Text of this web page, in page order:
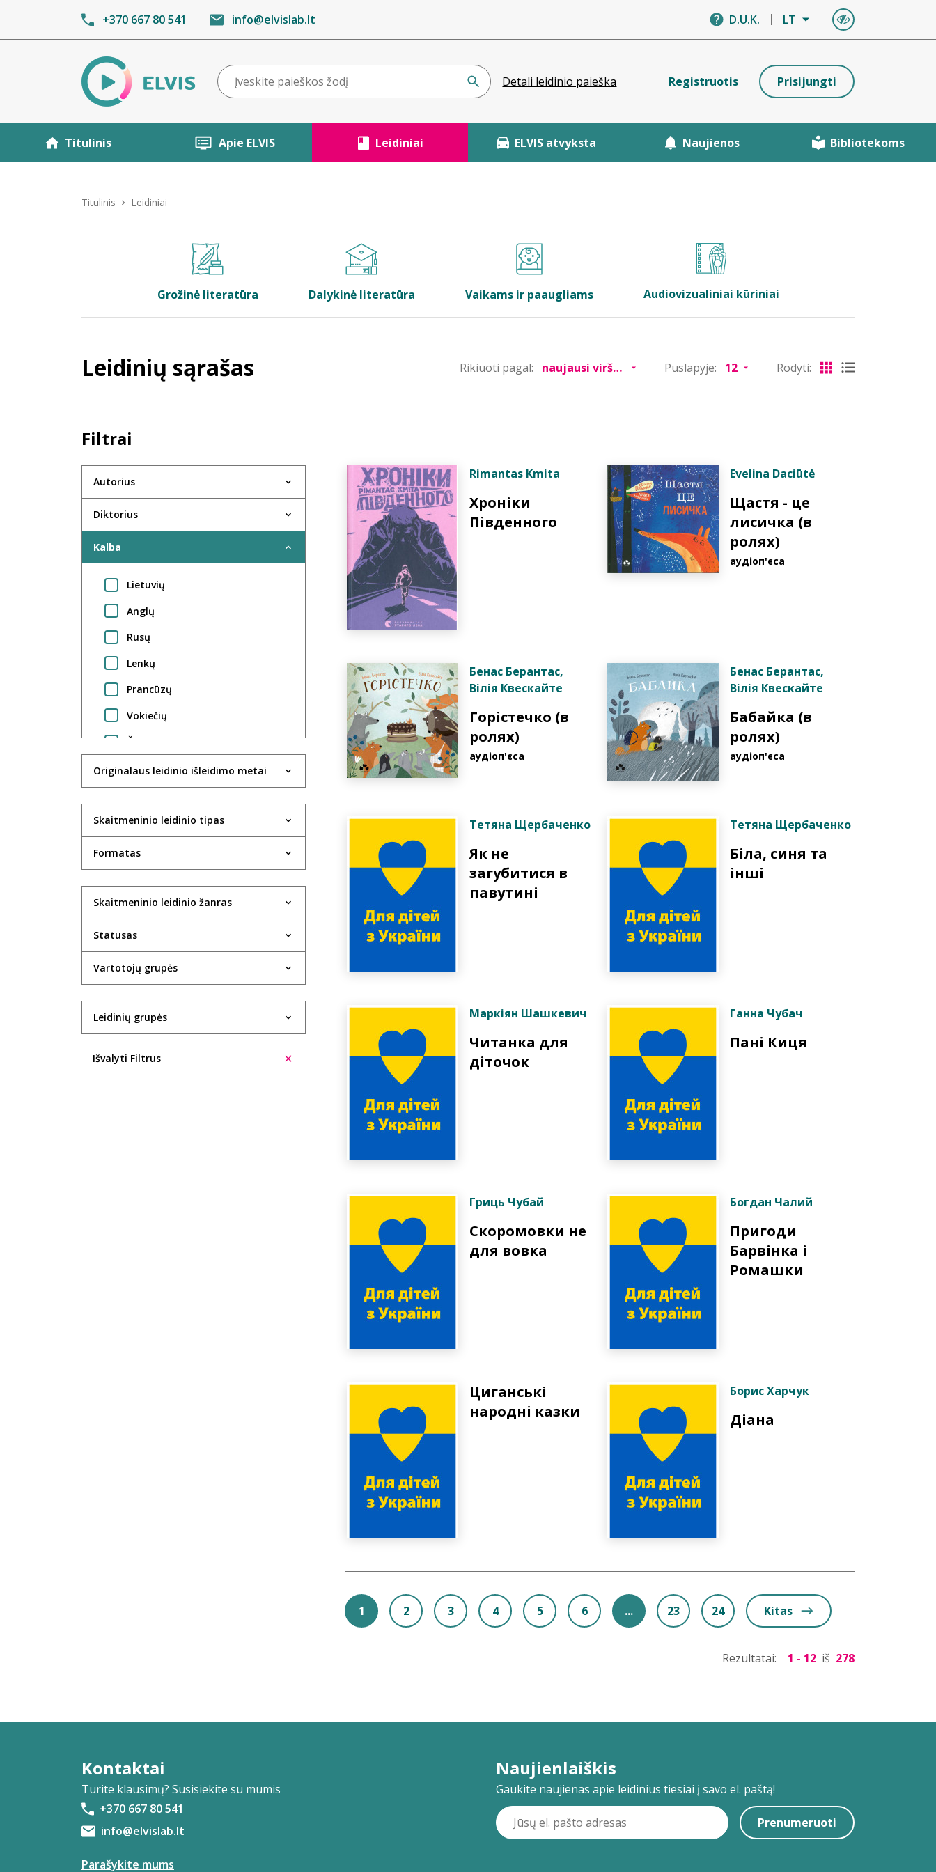
+370 667 80 541 info@elvislab.lt D.U.K. LT
Detali leidinio paieška Registruotis Prisijungti
Titulinis Apie ELVIS Leidiniai ELVIS atvyksta Naujienos Bibliotekoms
Titulinis Leidiniai
Grožinė literatūra Dalykinė literatūra Vaikams ir paaugliams Audiovizualiniai kūriniai
Leidinių sąrašas Rikiuoti pagal: Puslapyje: Rodyti:
Filtrai
Autorius
Diktorius
Kalba
Lietuvių
Anglų
Rusų
Lenkų
Prancūzų
Vokiečių
Čekų
Italų
Esperanto
Originalaus leidinio išleidimo metai
Skaitmeninio leidinio tipas
Formatas
Skaitmeninio leidinio žanras
Statusas
Vartotojų grupės
Leidinių grupės
Išvalyti Filtrus
Rimantas Kmita
Хронiки
Пiвденного
Evelina Daciūtė
Щастя - це
лисичка (в
ролях)
аудіоп'єса
Бенас Берантас,
Вілія Квескайте
Горістечко (в
ролях)
аудіоп'єса
Бенас Берантас,
Вілія Квескайте
Бабайка (в
ролях)
аудіоп'єса
Тетяна Щербаченко
Як не
загубитися в
павутині
Тетяна Щербаченко
Біла, синя та
інші
Маркіян Шашкевич
Читанка для
діточок
Ганна Чубач
Пані Киця
Гриць Чубай
Скоромовки не
для вовка
Богдан Чалий
Пригоди
Барвінка і
Ромашки
Циганські
народні казки
Борис Харчук
Діана
1 2 3 4 5 6 ... 23 24 Kitas
Rezultatai: 1 - 12 iš 278
Kontaktai
Turite klausimų? Susisiekite su mumis
+370 667 80 541
info@elvislab.lt
Parašykite mums
Naujienlaiškis
Gaukite naujienas apie leidinius tiesiai į savo el. paštą!
Prenumeruoti